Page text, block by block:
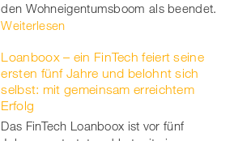
den Wohneigentumsboom als beendet.
Weiterlesen
Loanboox – ein FinTech feiert seine
ersten fünf Jahre und belohnt sich
selbst: mit gemeinsam erreichtem
Erfolg
Das FinTech Loanboox ist vor fünf